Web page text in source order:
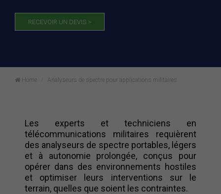
RECEVOIR UN DEVIS >
Home Analyseurs de spectre pour applications militaires
Les experts et techniciens en
télécommunications militaires requièrent
des analyseurs de spectre portables, légers
et à autonomie prolongée, conçus pour
opérer dans des environnements hostiles
et optimiser leurs interventions sur le
terrain, quelles que soient les contraintes.